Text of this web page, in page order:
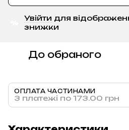
Увійти для
знижки
До обраного
ОПЛАТА ЧАСТИНАМИ
3 платежі по 173.00 грн